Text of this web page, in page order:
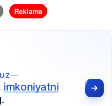
Reklama
imkoniyatni